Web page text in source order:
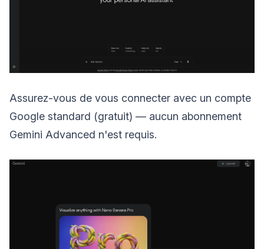
Assurez-vous de vous connecter avec un compte
Google standard (gratuit) — aucun abonnement
Gemini Advanced n'est requis.